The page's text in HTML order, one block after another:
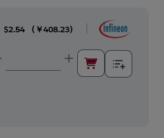
$2.54 ( ￥408.23)